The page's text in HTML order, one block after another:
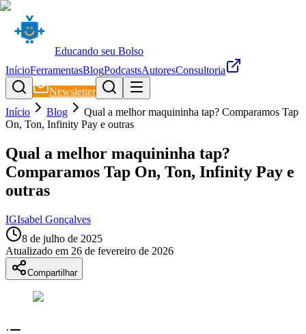
Educando seu Bolso
InícioFerramentasBlogPodcastsAutoresConsultoria
Newsletter
Início
Blog
Qual a melhor maquininha tap? Comparamos Tap
On, Ton, Infinity Pay e outras
Qual a melhor maquininha tap?
Comparamos Tap On, Ton, Infinity Pay e
outras
IGIsabel Gonçalves
8 de julho de 2025
Atualizado em 26 de fevereiro de 2026
Compartilhar